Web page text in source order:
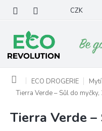
obsah
CZK
Domů ECO DROGERIE
Tierra Verde – Sůl do myčky,
Tierra Verde